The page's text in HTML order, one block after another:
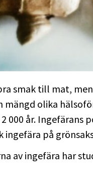
smak till mat,
mängd olika
000 år. Ingefärans
ingefära på
av ingefära har